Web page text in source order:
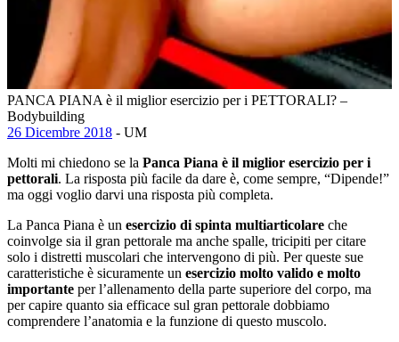
PANCA PIANA è il miglior esercizio per i PETTORALI? –
Bodybuilding
26 Dicembre 2018 - UM
Molti mi chiedono se la Panca Piana è il miglior esercizio per i
pettorali. La risposta più facile da dare è, come sempre, “Dipende!”
ma oggi voglio darvi una risposta più completa.
La Panca Piana è un esercizio di spinta multiarticolare che
coinvolge sia il gran pettorale ma anche spalle, tricipiti per citare
solo i distretti muscolari che intervengono di più. Per queste sue
caratteristiche è sicuramente un esercizio molto valido e molto
importante per l’allenamento della parte superiore del corpo, ma
per capire quanto sia efficace sul gran pettorale dobbiamo
comprendere l’anatomia e la funzione di questo muscolo.